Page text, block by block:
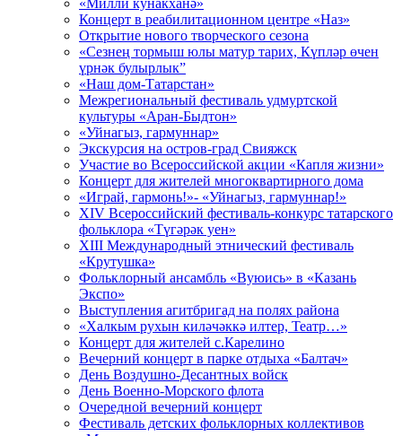
«Милли кунакханә»
Концерт в реабилитационном центре «Наз»
Открытие нового творческого сезона
«Сезнең тормыш юлы матур тарих, Күпләр өчен
үрнәк булырлык”
«Наш дом-Татарстан»
Межрегиональный фестиваль удмуртской
культуры «Аран-Быдтон»
«Уйнагыз, гармуннар»
Экскурсия на остров-град Свияжск
Участие во Всероссийской акции «Капля жизни»
Концерт для жителей многоквартирного дома
«Играй, гармонь!»- «Уйнагыз, гармуннар!»
XIV Всероссийский фестиваль-конкурс татарского
фольклора «Түгәрәк уен»
XIII Международный этнический фестиваль
«Крутушка»
Фольклорный ансамбль «Вуюись» в «Казань
Экспо»
Выступления агитбригад на полях района
«Халкым рухын киләчәккә илтер, Театр…»
Концерт для жителей с.Карелино
Вечерний концерт в парке отдыха «Балтач»
День Воздушно-Десантных войск
День Военно-Морского флота
Очередной вечерний концерт
Фестиваль детских фольклорных коллективов